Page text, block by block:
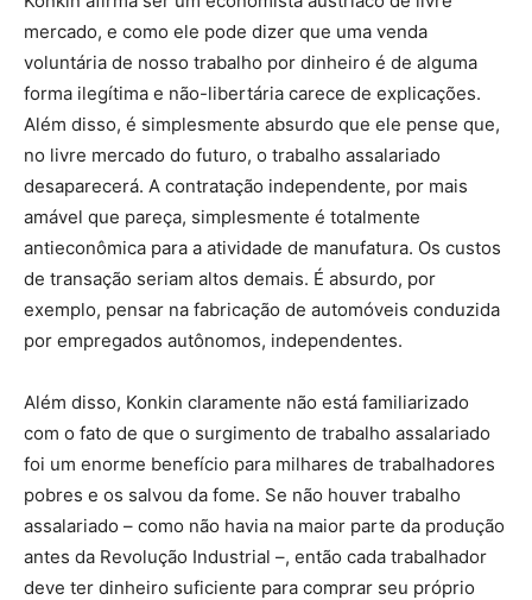
mercado, e como ele pode dizer que uma venda
voluntária de nosso trabalho por dinheiro é de alguma
forma ilegítima e não-libertária carece de explicações.
Além disso, é simplesmente absurdo que ele pense que,
no livre mercado do futuro, o trabalho assalariado
desaparecerá. A contratação independente, por mais
amável que pareça, simplesmente é totalmente
antieconômica para a atividade de manufatura. Os custos
de transação seriam altos demais. É absurdo, por
exemplo, pensar na fabricação de automóveis conduzida
por empregados autônomos, independentes.
Além disso, Konkin claramente não está familiarizado
com o fato de que o surgimento de trabalho assalariado
foi um enorme benefício para milhares de trabalhadores
pobres e os salvou da fome. Se não houver trabalho
assalariado – como não havia na maior parte da produção
antes da Revolução Industrial –, então cada trabalhador
deve ter dinheiro suficiente para comprar seu próprio